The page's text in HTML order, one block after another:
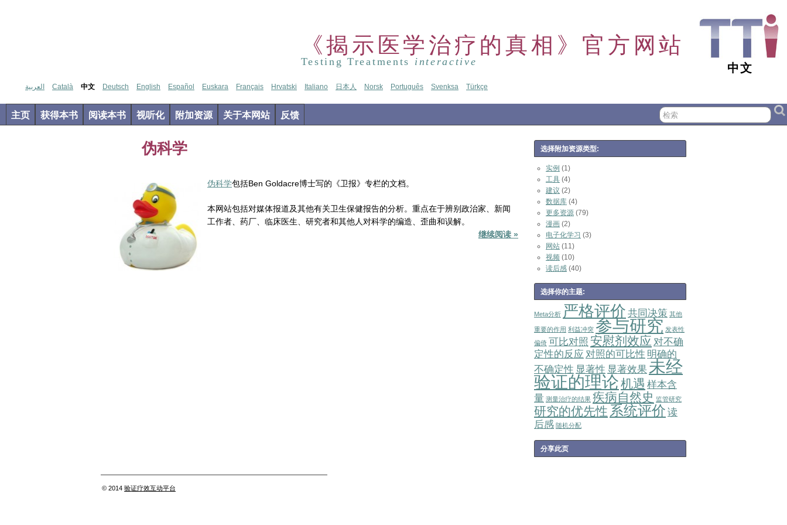
中文
《揭示医学治疗的真相》官方网站
Testing Treatments interactive
العربية Català 中文 Deutsch English Español Euskara Français Hrvatski Italiano 日本人 Norsk Português Svenksa Türkçe
主页 获得本书 阅读本书 视听化 附加资源 关于本网站 反馈
伪科学
伪科学包括Ben Goldacre博士写的《卫报》专栏的文档。
本网站包括对媒体报道及其他有关卫生保健报告的分析。重点在于辨别政治家、新闻
工作者、药厂、临床医生、研究者和其他人对科学的编造、歪曲和误解。
继续阅读 »
选择附加资源类型:
实例 (1)
工具 (4)
建议 (2)
数据库 (4)
更多资源 (79)
漫画 (2)
电子化学习 (3)
网站 (11)
视频 (10)
读后感 (40)
选择你的主题:
Meta分析 严格评价 共同决策 其他
重要的作用 利益冲突 参与研究 发表性
偏倚 可比对照 安慰剂效应 对不确
定性的反应 对照的可比性 明确的
不确定性 显著性 显著效果 未经
验证的理论机遇 样本含
量 测量治疗的结果 疾病自然史 监管研究
研究的优先性 系统评价 读
后感 随机分配
分享此页
© 2014 验证疗效互动平台